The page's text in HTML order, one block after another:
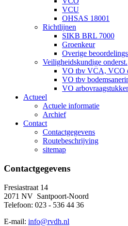
VCU
OHSAS 18001
Richtlijnen
SIKB BRL 7000
Groenkeur
Overige
Veiligheidskundige onderst.
VO tbv VCA, VCO
VO tbv
VO
Actueel
Actuele informatie
Archief
Contact
Contactgegevens
Routebeschrijving
sitemap
Contactgegevens
Fresiastraat 14
2071 NV Santpoort-Noord
Telefoon: 023 - 536 44 36
E-mail: info@rvdh.nl